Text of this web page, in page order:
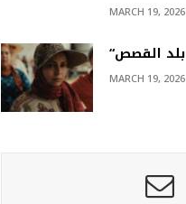
MARCH 19, 2026
MARCH 19, 2026